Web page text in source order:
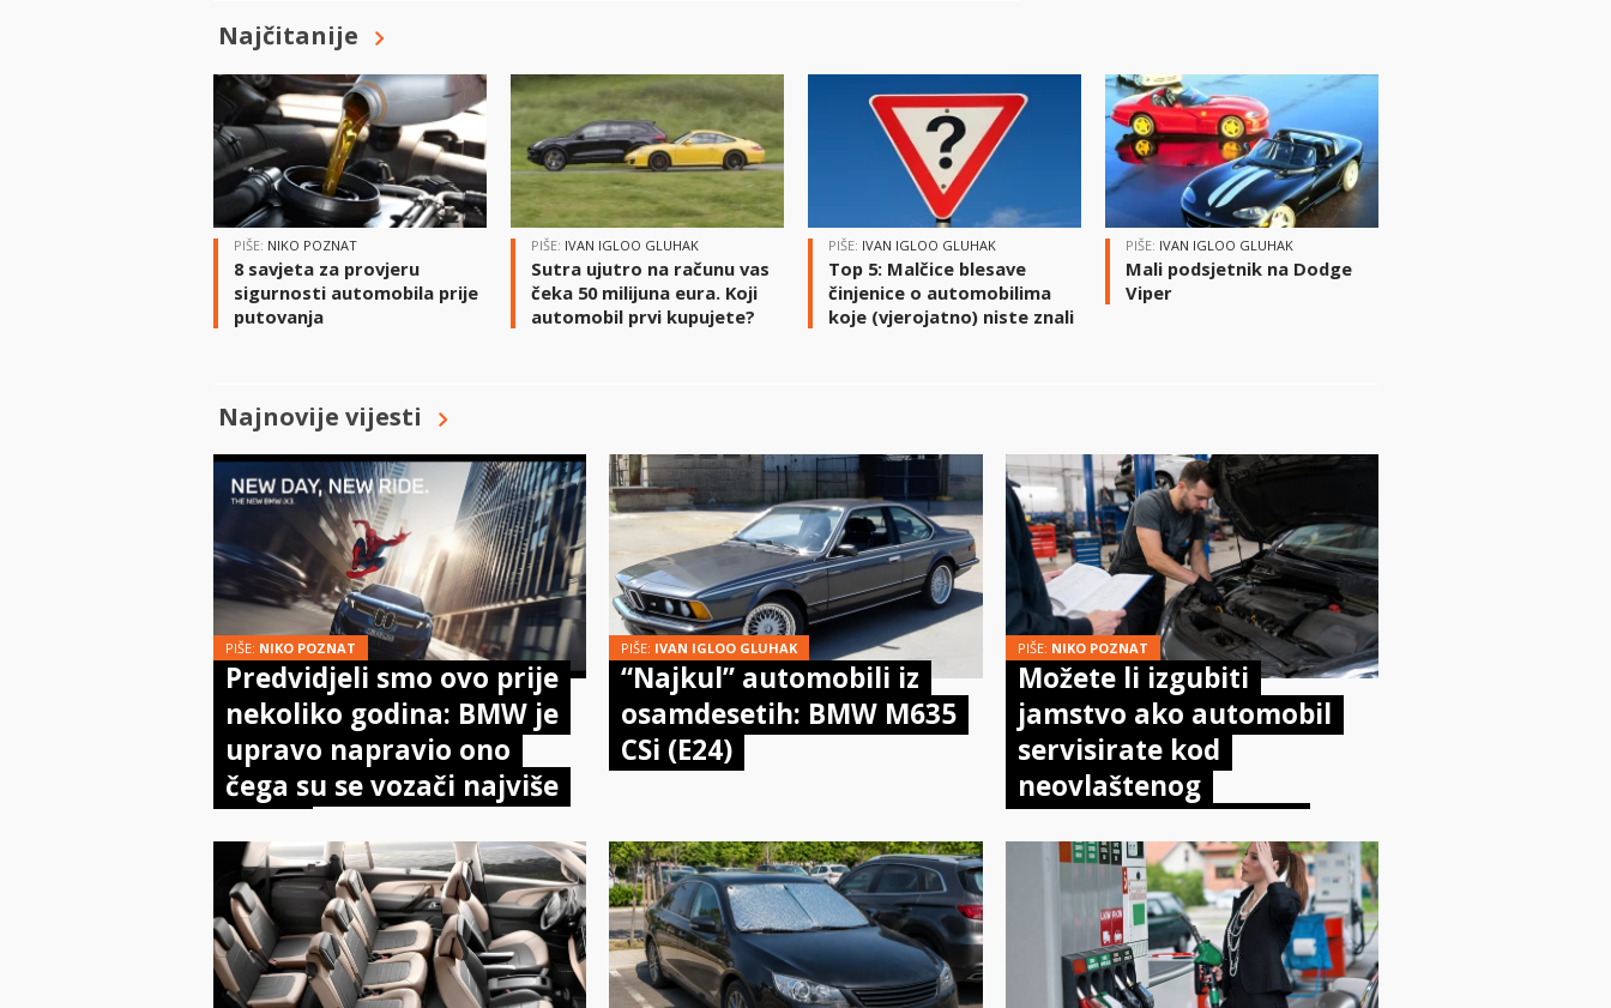
Najčitanije
PIŠE: NIKO POZNAT
8 savjeta za provjeru
sigurnosti automobila prije
putovanja
PIŠE: IVAN IGLOO GLUHAK
Sutra ujutro na računu vas
čeka 50 milijuna eura. Koji
automobil prvi kupujete?
PIŠE: IVAN IGLOO GLUHAK
Top 5: Malčice blesave
činjenice o automobilima
koje (vjerojatno) niste znali
PIŠE: IVAN IGLOO GLUHAK
Mali podsjetnik na Dodge
Viper
Najnovije vijesti
PIŠE: NIKO POZNAT
Predvidjeli smo ovo prije
nekoliko godina: BMW je
upravo napravio ono
čega su se vozači najviše
PIŠE: IVAN IGLOO GLUHAK
“Najkul” automobili iz
osamdesetih: BMW M635
CSi (E24)
PIŠE: NIKO POZNAT
Možete li izgubiti
jamstvo ako automobil
servisirate kod
neovlaštenog
doista kaže zakon